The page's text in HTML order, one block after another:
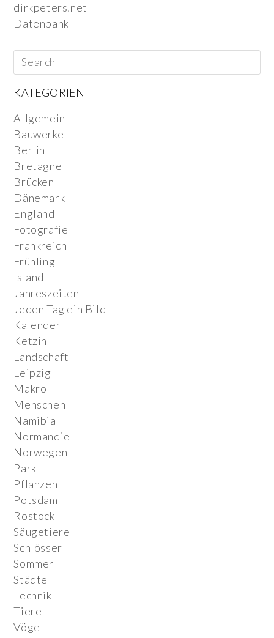
dirkpeters.net
Datenbank
KATEGORIEN
Allgemein
Bauwerke
Berlin
Bretagne
Brücken
Dänemark
England
Fotografie
Frankreich
Frühling
Island
Jahreszeiten
Jeden Tag ein Bild
Kalender
Ketzin
Landschaft
Leipzig
Makro
Menschen
Namibia
Normandie
Norwegen
Park
Pflanzen
Potsdam
Rostock
Säugetiere
Schlösser
Sommer
Städte
Technik
Tiere
Vögel